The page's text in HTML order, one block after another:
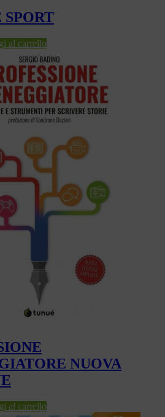
al carrello
NUOVA
al carrello